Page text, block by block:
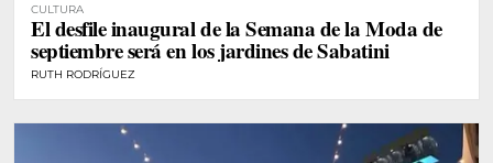
CULTURA
El desfile inaugural de la Semana de la Moda de
septiembre será en los jardines de Sabatini
RUTH RODRÍGUEZ